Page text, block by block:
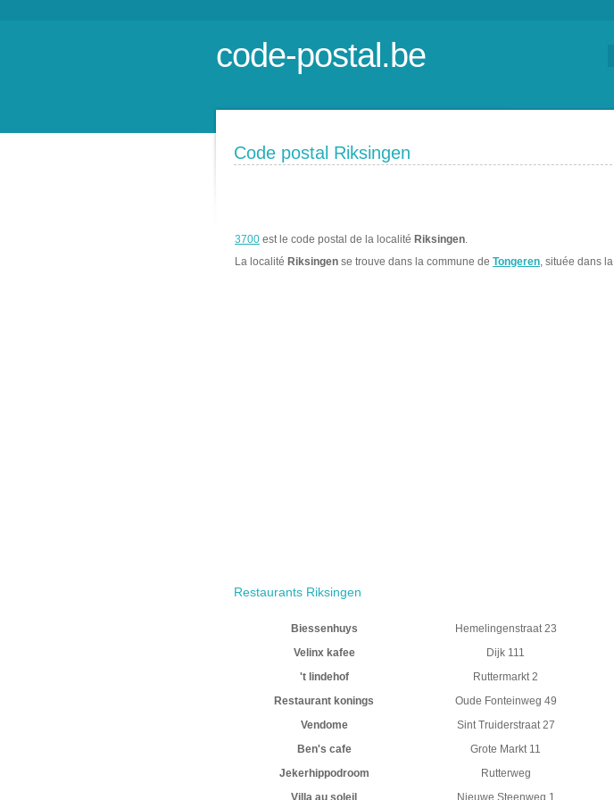
code-postal.be
Code postal Riksingen
3700 est le code postal de la localité Riksingen.
La localité Riksingen se trouve dans la commune de Tongeren, située dans la
Restaurants Riksingen
Biessenhuys Hemelingenstraat 23
Velinx kafee
Dijk 111
't lindehof
Ruttermarkt 2
Restaurant konings
Oude Fonteinweg 49
Vendome
Sint Truiderstraat 27
Ben's cafe
Grote Markt 11
Jekerhippodroom
Rutterweg
Villa au soleil
Nieuwe Steenweg 1